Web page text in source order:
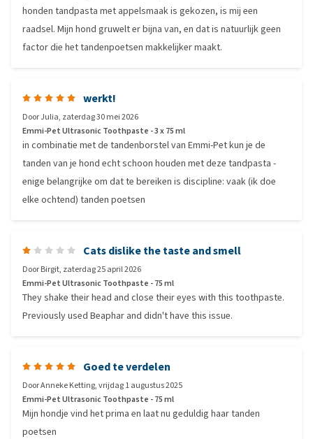
honden tandpasta met appelsmaak is gekozen, is mij een
raadsel. Mijn hond gruwelt er bijna van, en dat is natuurlijk geen
factor die het tandenpoetsen makkelijker maakt.
werkt!
DoorJulia, zaterdag 30 mei 2026
Emmi-Pet Ultrasonic Toothpaste - 3 x 75 ml
in combinatie met de tandenborstel van Emmi-Pet kun je de
tanden van je hond echt schoon houden met deze tandpasta -
enige belangrijke om dat te bereiken is discipline: vaak (ik doe
elke ochtend) tanden poetsen
Cats dislike the taste and smell
DoorBirgit, zaterdag 25 april 2026
Emmi-Pet Ultrasonic Toothpaste - 75 ml
They shake their head and close their eyes with this toothpaste.
Previously used Beaphar and didn't have this issue.
Goed te verdelen
DoorAnneke Ketting,vrijdag 1 augustus 2025
Emmi-Pet Ultrasonic Toothpaste - 75 ml
Mijn hondje vind het prima en laat nu geduldig haar tanden
poetsen